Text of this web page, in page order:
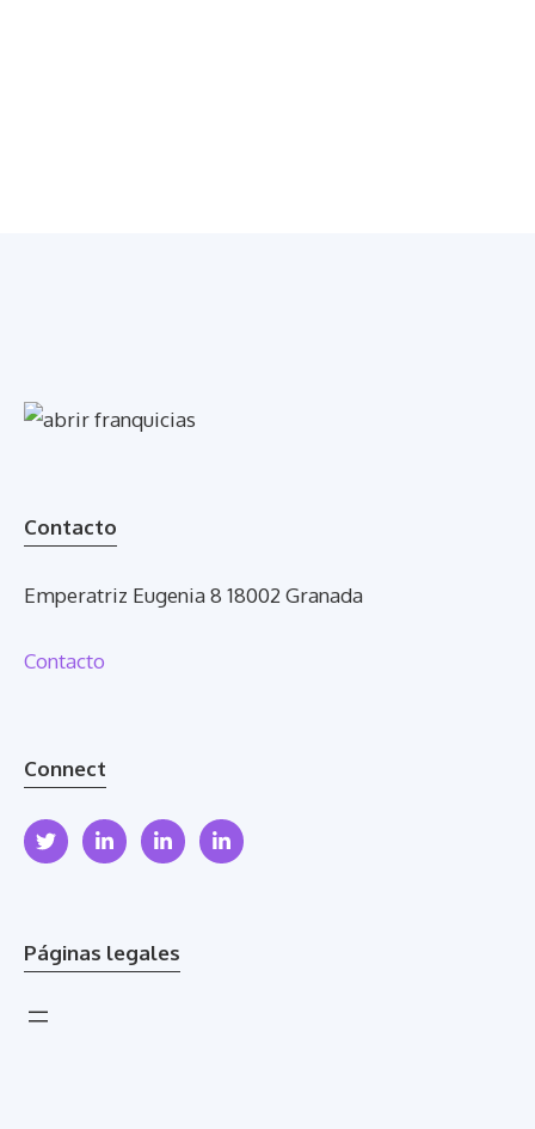
Contacto
Emperatriz Eugenia 8 18002 Granada
Contacto
Connect
Páginas legales